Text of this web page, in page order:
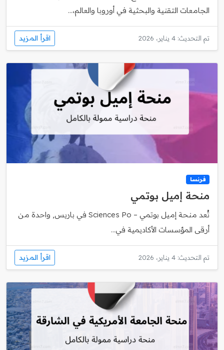
الجامعات التقنية والبحثية في أوروبا والعالم،...
تم التحديث: 4 يناير، 2026 اقرأ المزيد
فرنسا
منحة إميل بوتمي
تُعد منحة إميل بوتمي – Sciences Po في باريس, واحدة من
أرقى المؤسسات الأكاديمية في...
تم التحديث: 4 يناير، 2026 اقرأ المزيد